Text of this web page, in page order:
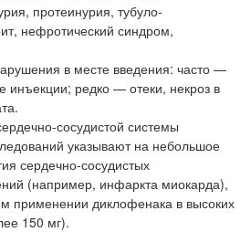
протеинурия, тубуло-
нефротический синдром,
в месте введения: часто —
инъекции; редко — отеки, некроз в
сосудистой системы
указывают на небольшое
сердечно-сосудистых
(например, инфаркта миокарда),
применении диклофенака в высоких
150 мг).